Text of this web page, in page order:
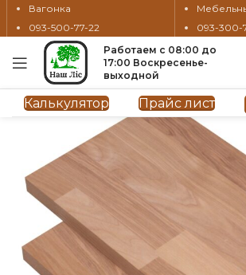
Вагонка
093-500-77-22
093-300-
Работаем с 08:00 до
17:00 Воскресенье-
выходной
Калькулятор Прайс лист